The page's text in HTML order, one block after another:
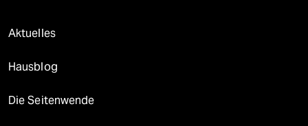
Aktuelles
Hausblog
Die Seitenwende